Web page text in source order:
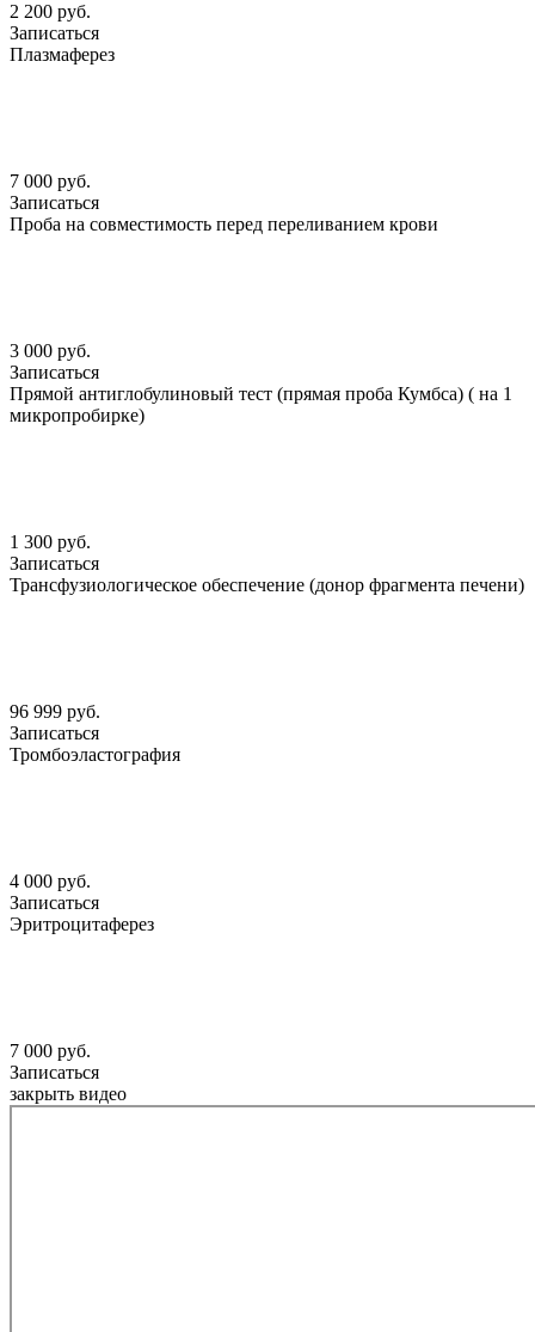
2 200 руб.
Записаться
Плазмаферез
7 000 руб.
Записаться
Проба на совместимость перед переливанием крови
3 000 руб.
Записаться
Прямой антиглобулиновый тест (прямая проба Кумбса) ( на 1
микропробирке)
1 300 руб.
Записаться
Трансфузиологическое обеспечение (донор фрагмента печени)
96 999 руб.
Записаться
Тромбоэластография
4 000 руб.
Записаться
Эритроцитаферез
7 000 руб.
Записаться
закрыть видео